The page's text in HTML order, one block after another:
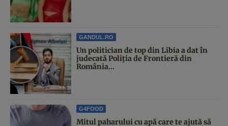
GANDUL.RO
Un politician de top din Libia a dat în
judecată Poliția de Frontieră din
România...
G4FOOD
Mitul paharului cu apă care te ajută să